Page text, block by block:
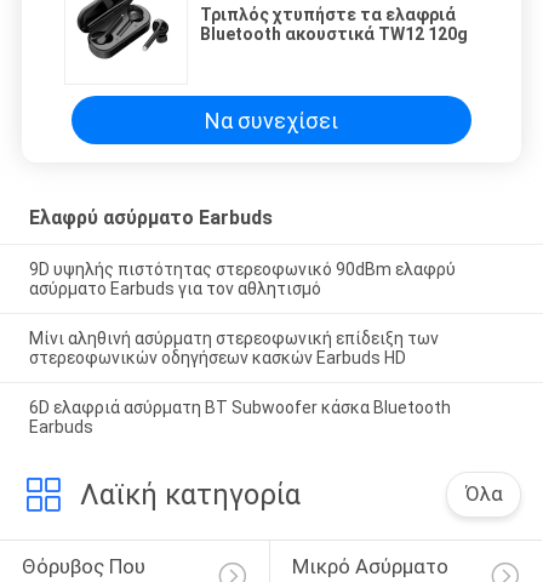
Τριπλός χτυπήστε τα ελαφριά
Bluetooth ακουστικά TW12 120g
Να συνεχίσει
Ελαφρύ ασύρματο Earbuds
9D υψηλής πιστότητας στερεοφωνικό 90dBm ελαφρύ
ασύρματο Earbuds για τον αθλητισμό
Μίνι αληθινή ασύρματη στερεοφωνική επίδειξη των
στερεοφωνικών οδηγήσεων κασκών Earbuds HD
6D ελαφριά ασύρματη BT Subwoofer κάσκα Bluetooth
Earbuds
Λαϊκή κατηγορία Όλα
Θόρυβος Που
Μικρό Ασύρματο